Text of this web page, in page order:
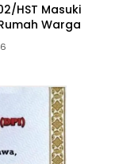
HST Masuki
Warga